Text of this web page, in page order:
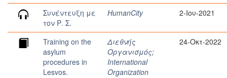
Συνέντευξη με
τον Ρ. Σ.
HumanCity 2-Ιου-2021
Training on the
asylum
procedures in
Lesvos.
Διεθνής
Οργανισμός;
International
Organization
24-Οκτ-2022